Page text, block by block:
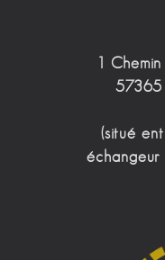
1
57365
(situé
échangeur